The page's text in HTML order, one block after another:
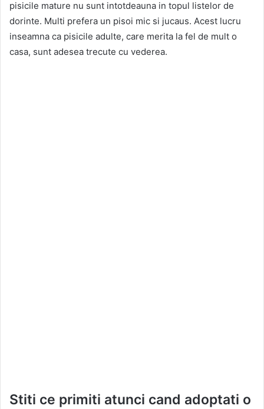
pisicile mature nu sunt intotdeauna in topul listelor de
dorinte. Multi prefera un pisoi mic si jucaus. Acest lucru
inseamna ca pisicile adulte, care merita la fel de mult o
casa, sunt adesea trecute cu vederea.
Stiti ce primiti atunci cand adoptati o